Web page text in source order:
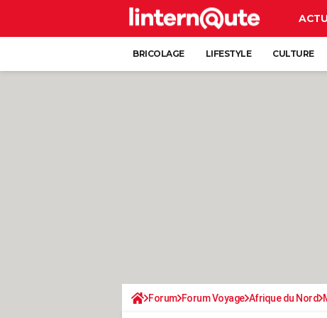
BRICOLAGE LIFESTYLE CULTURE
Forum Forum Voyage Afrique du Nord